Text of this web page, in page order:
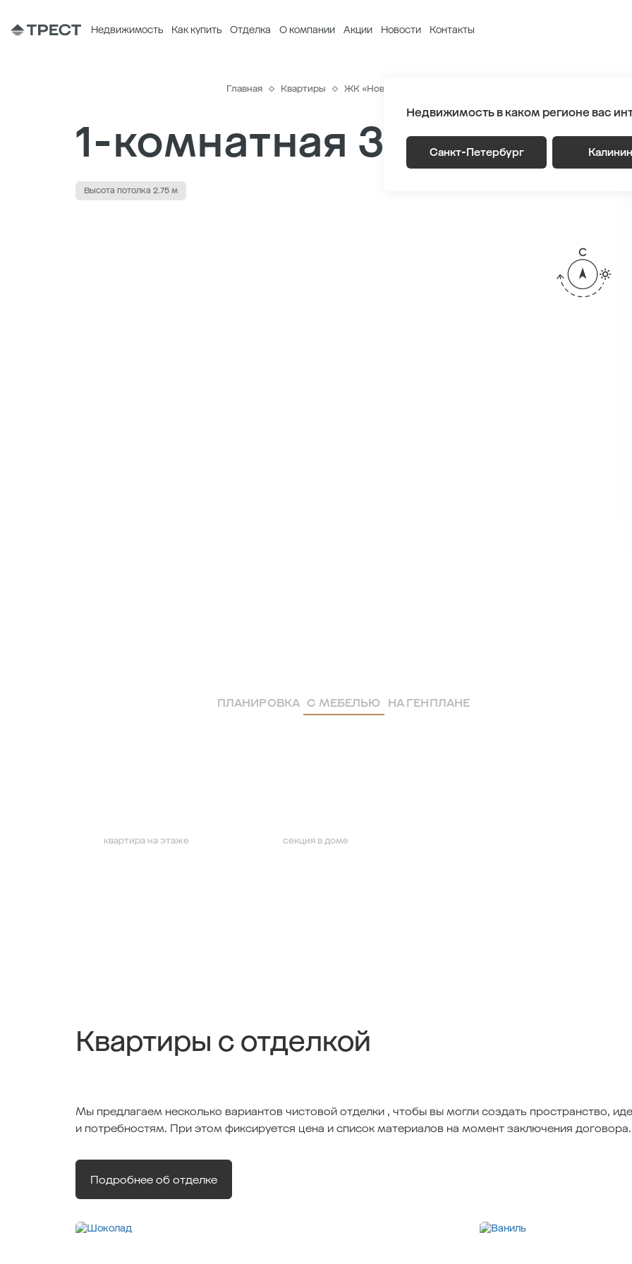
Недвижимость Как купить Отделка О компании Акции Новости Контакты
Недвижимость в каком регионе вас
Санкт-Петербург
Главная Квартиры ЖК «Новый Питер»
1-комнатная 39.47 м2
Высота потолка 2.75 м
С МЕБЕЛЬЮ
ПЛАНИРОВКА НА ГЕНПЛАНЕ
квартира на этаже секция в доме
Квартиры с отделкой
Мы предлагаем несколько вариантов чистовой отделки , чтобы вы могли создать пространство,
и потребностям. При этом фиксируется цена и список материалов на момент заключения договора.
Подробнее об отделке